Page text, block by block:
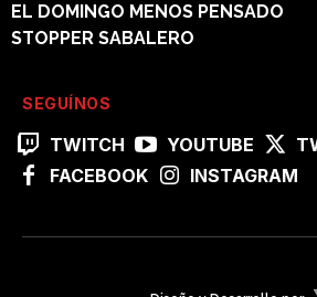
EL DOMINGO MENOS PENSADO
STOPPER SABALERO
SEGUÍNOS
TWITCH YOUTUBE
FACEBOOK
INSTAGRAM